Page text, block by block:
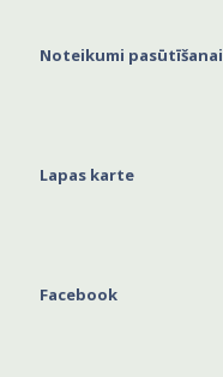
Noteikumi pasūtīšanai
Lapas karte
Facebook